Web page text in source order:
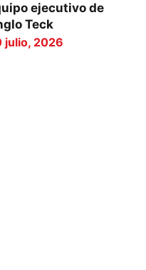
ejecutivo de
Teck
julio, 2026